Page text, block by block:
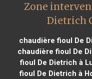
Zone
Dietrich
chaudière fioul De
chaudière fioul De
fioul De Dietrich à
fioul De Dietrich à